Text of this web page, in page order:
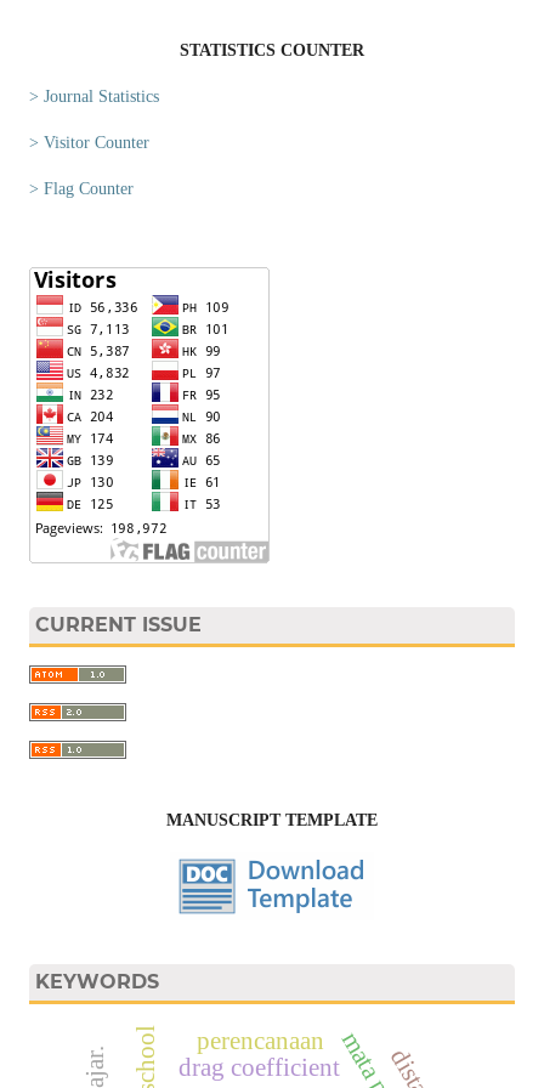
STATISTICS COUNTER
> Journal Statistics
> Visitor Counter
> Flag Counter
CURRENT ISSUE
MANUSCRIPT TEMPLATE
KEYWORDS
drag coefficient
perencanaan
school